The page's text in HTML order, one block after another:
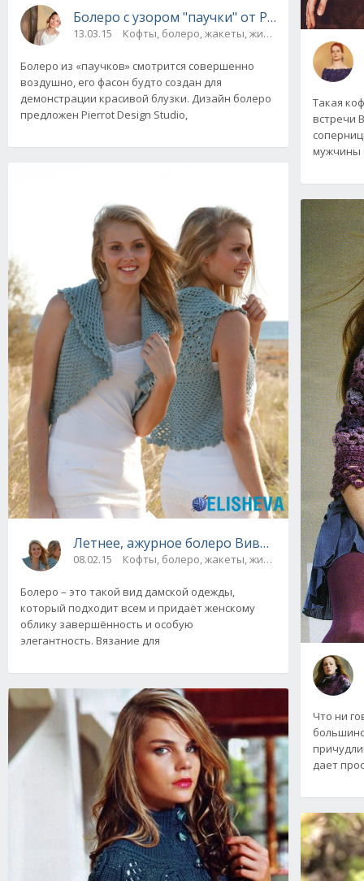
Болеро с узором "паучки" от Pierrot Design
13.03.15 Кофты, болеро, жакеты, жилеты
Болеро из «паучков» смотрится совершенно
воздушно, его фасон будто создан для
демонстрации красивой блузки. Дизайн болеро
предложен Pierrot Design Studio,
Летнее, ажурное болеро Вивьен от Drops
08.02.15 Кофты, болеро, жакеты, жилеты
Болеро – это такой вид дамской одежды,
который подходит всем и придаёт женскому
облику завершённость и особую
элегантность. Вязание для
Такая
встречи
мужчины
Что ни
дает